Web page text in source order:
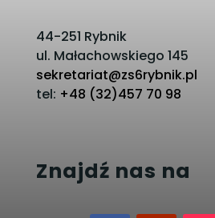
44-251 Rybnik
ul. Małachowskiego 145
sekretariat@zs6rybnik.pl
tel: +48 (32)457 70 98
Znajdź nas na